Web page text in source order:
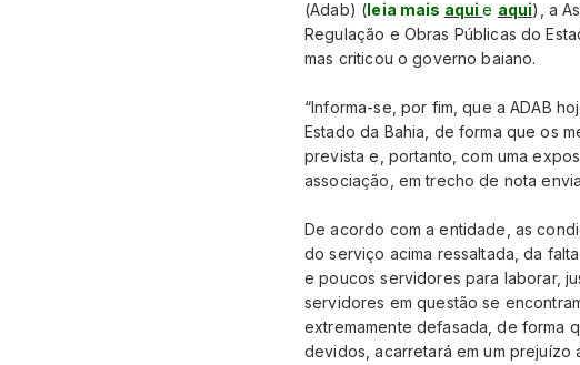
(Adab) (leia mais aquie aqui), a
Regulação e Obras Públicas do
mas criticou o governo baiano.
“Informa-se, por fim, que a ADAB
Estado da Bahia, de forma que os
prevista e, portanto, com uma
associação, em trecho de nota
De acordo com a entidade, as
do serviço acima ressaltada, da
e poucos servidores para laborar,
servidores em questão se
extremamente defasada, de forma
devidos, acarretará em um prejuízo